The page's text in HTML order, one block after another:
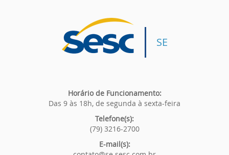
SE
Horário de Funcionamento:
Das 9 às 18h, de segunda à sexta-feira
Telefone(s):
(79) 3216-2700
E-mail(s):